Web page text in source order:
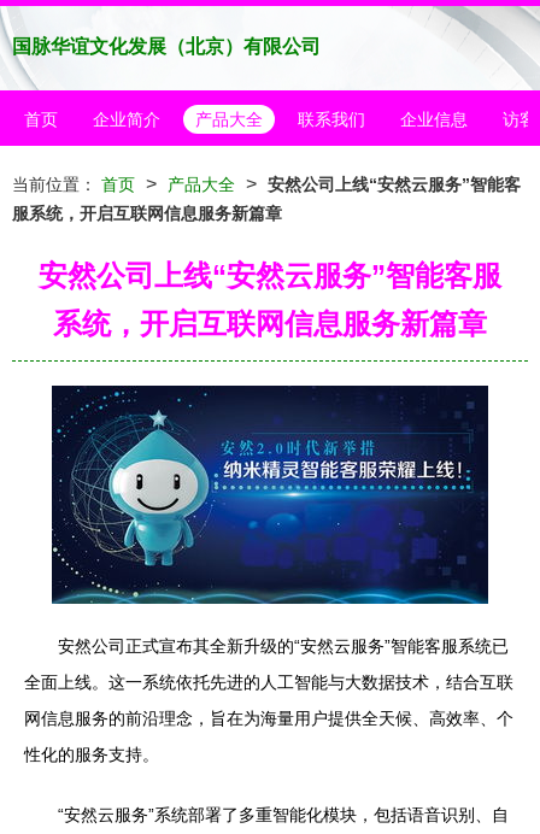
国脉华谊文化发展（北京）有限公司
首页 企业简介 产品大全 联系我们 企业信息 访客
当前位置： 首页 > 产品大全 > 安然公司上线“安然云服务”智能客
服系统，开启互联网信息服务新篇章
安然公司上线“安然云服务”智能客服
系统，开启互联网信息服务新篇章
安然公司正式宣布其全新升级的“安然云服务”智能客服系统已
全面上线。这一系统依托先进的人工智能与大数据技术，结合互联
网信息服务的前沿理念，旨在为海量用户提供全天候、高效率、个
性化的服务支持。
“安然云服务”系统部署了多重智能化模块，包括语音识别、自